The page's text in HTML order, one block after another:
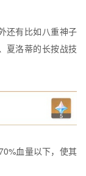
还有比如八重神子
夏洛蒂的长按战技
血量以下，使其